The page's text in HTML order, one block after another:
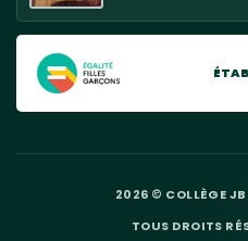
2026 © COLLÈGE
TOUS DROITS